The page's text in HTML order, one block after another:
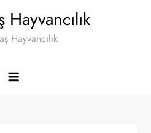
Hayvancılık
Hayvancılık